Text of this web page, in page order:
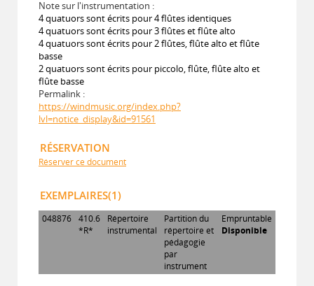
Note sur l'instrumentation :
4 quatuors sont écrits pour 4 flûtes identiques
4 quatuors sont écrits pour 3 flûtes et flûte alto
4 quatuors sont écrits pour 2 flûtes, flûte alto et flûte
basse
2 quatuors sont écrits pour piccolo, flûte, flûte alto et
flûte basse
Permalink :
https://windmusic.org/index.php?
lvl=notice_display&id=91561
RÉSERVATION
Réserver ce document
EXEMPLAIRES(1)
048876 410.6
*R*
Répertoire
instrumental
Partition du
répertoire et
pédagogie
par
instrument
Empruntable
Disponible